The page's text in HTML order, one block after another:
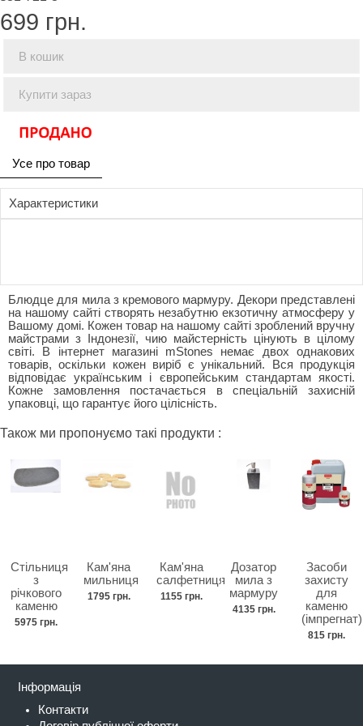
699 грн.
В кошик
Купити зараз
Усе про товар
Характеристики
Блюдце для мила з кремового мармуру. Декори представлені
на нашому сайті створять незабутню екзотичну атмосферу у
Вашому домі. Кожен товар на нашому сайті зроблений вручну
майстрами з Індонезії, чию майстерність цінують в цілому
світі. В інтернет магазині mStones немає двох однакових
товарів, оскільки кожен виріб є унікальний. Вся продукція
відповідає українським і європейським стандартам якості.
Кожне замовлення постачається в спеціальній захисній
упаковці, що гарантує його цілісність.
Також ми пропонуємо такі продукти :
Стільниця
з
річкового
каменю
5975 грн.
Кам'яна
мильниця
1795 грн.
Кам'яна
салфетниця
1155 грн.
Дозатор
мила з
мармуру
4135 грн.
Засоби
захисту
для
каменю
(імпрегнат)
815 грн.
Інформація
Контакти